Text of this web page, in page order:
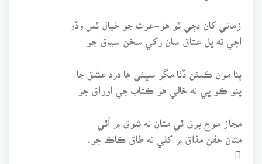
زماني کان ڊڄي ٿو هو-عزت جو خيال ٿس وڏو
اچي ته ڀل عتاق سان رکي سخن سياق جو
پنا مون ڪيئن ڏٺا مگر سڀئي ها درد عشق جا
پنو ڪو ڀي نه خالي هو ڪتاب جي اوراق جو
مجاز موج برق ٿي متان نه شوق ۾ اُٿي
متان حفن مذاق ۾ کلي نه طاق ڪاڪ جو.
